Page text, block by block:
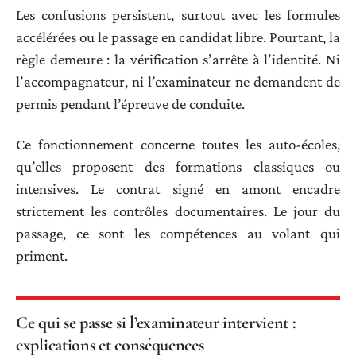
Les confusions persistent, surtout avec les formules
accélérées ou le passage en candidat libre. Pourtant, la
règle demeure : la vérification s’arrête à l’identité. Ni
l’accompagnateur, ni l’examinateur ne demandent de
permis pendant l’épreuve de conduite.
Ce fonctionnement concerne toutes les auto-écoles,
qu’elles proposent des formations classiques ou
intensives. Le contrat signé en amont encadre
strictement les contrôles documentaires. Le jour du
passage, ce sont les compétences au volant qui
priment.
Ce qui se passe si l’examinateur intervient :
explications et conséquences